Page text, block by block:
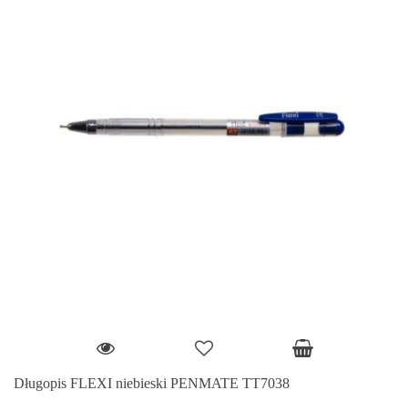
Długopis FLEXI niebieski PENMATE TT7038